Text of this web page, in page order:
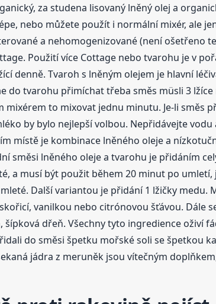
za studena lisovaný lněný olej a
nebo můžete použít i normální mixér, ale
a nehomogenizované (není ošetřeno
Použití více Cottage nebo tvarohu je v
denně. Tvaroh s lněným olejem je hlavní
do tvarohu přimíchat třeba směs müsli 3
to mixovat jednu minutu. Je-li směs
by bylo nejlepší volbou. Nepřidávejte
místě je kombinace lněného oleje a
směsi lněného oleje a tvarohu je přidáním
a musí být použit během 20 minut po
Další variantou je přidání 1 lžičky
vanilkou nebo citrónovou šťávou. Dále
šípková dřeň. Všechny tyto ingredience oživí
do směsi špetku mořské soli se špetkou
jádra z meruněk jsou vítečným